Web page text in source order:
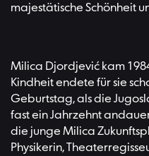
majestätische Schönheit
Milica Djordjević kam
Kindheit endete für sie
Geburtstag, als die
fast ein Jahrzehnt
die junge Milica
Physikerin,